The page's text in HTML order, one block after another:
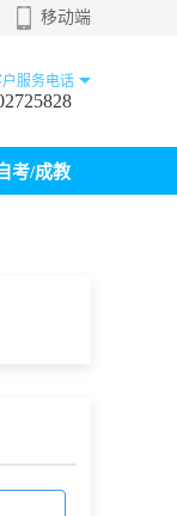
移动端
户服务电话
自考/成教